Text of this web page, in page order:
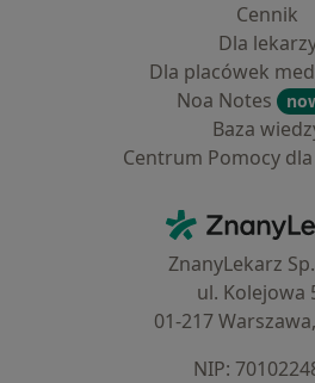
Cennik
Dla
Dla placówek
Noa Notes
Baza
Centrum Pomocy
ZnanyLekarz
ul. Kolejowa
01-217
NIP: